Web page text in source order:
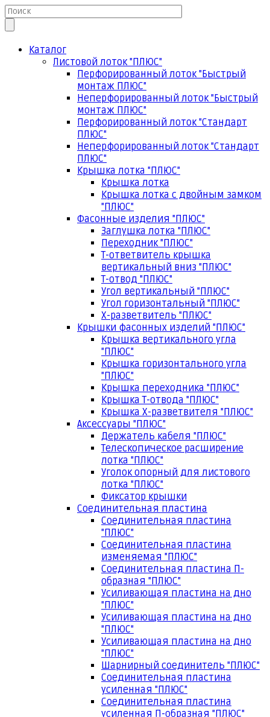
Каталог
Листовой лоток "ПЛЮС"
Перфорированный лоток "Быстрый
монтаж ПЛЮС"
Неперфорированный лоток "Быстрый
монтаж ПЛЮС"
Перфорированный лоток "Стандарт
ПЛЮС"
Неперфорированный лоток "Стандарт
ПЛЮС"
Крышка лотка "ПЛЮС"
Крышка лотка
Крышка лотка с двойным замком
"ПЛЮС"
Фасонные изделия "ПЛЮС"
Заглушка лотка "ПЛЮС"
Переходник "ПЛЮС"
Т-ответвитель крышка
вертикальный вниз "ПЛЮС"
Т-отвод "ПЛЮС"
Угол вертикальный "ПЛЮС"
Угол горизонтальный "ПЛЮС"
Х-разветвитель "ПЛЮС"
Крышки фасонных изделий "ПЛЮС"
Крышка вертикального угла
"ПЛЮС"
Крышка горизонтального угла
"ПЛЮС"
Крышка переходника "ПЛЮС"
Крышка Т-отвода "ПЛЮС"
Крышка Х-разветвителя "ПЛЮС"
Аксессуары "ПЛЮС"
Держатель кабеля "ПЛЮС"
Телескопическое расширение
лотка "ПЛЮС"
Уголок опорный для листового
лотка "ПЛЮС"
Фиксатор крышки
Соединительная пластина
Соединительная пластина
"ПЛЮС"
Соединительная пластина
изменяемая "ПЛЮС"
Соединительная пластина П-
образная "ПЛЮС"
Усиливающая пластина на дно
"ПЛЮС"
Усиливающая пластина на дно
"ПЛЮС"
Усиливающая пластина на дно
"ПЛЮС"
Шарнирный соединитель "ПЛЮС"
Соединительная пластина
усиленная "ПЛЮС"
Соединительная пластина
усиленная П-образная "ПЛЮС"